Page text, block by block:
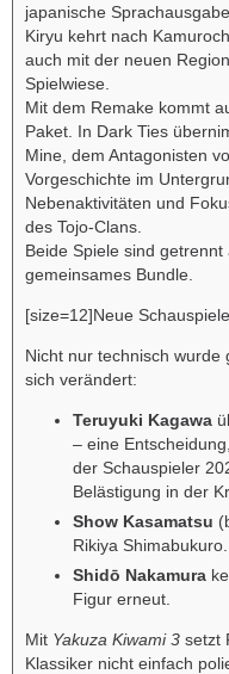
japanische
Kiryu kehrt nach
auch mit der neuen
Spielwiese.
Mit dem Remake kommt
Paket. In Dark Ties
Mine, dem Antagonisten
Vorgeschichte im
Nebenaktivitäten und
des Tojo-Clans.
Beide Spiele sind
gemeinsames Bundle.
[size=12]Neue
Nicht nur technisch
sich verändert:
Teruyuki Kagawa
– eine
der Schauspieler
Belästigung in der
Show Kasamatsu
Rikiya Shimabukuro.
Shidō Nakamura
Figur erneut.
Mit Yakuza Kiwami 3 setzt
Klassiker nicht einfach